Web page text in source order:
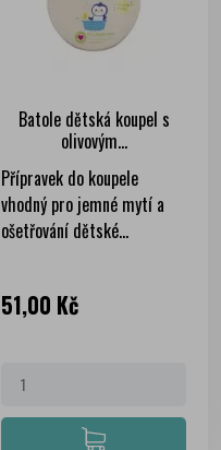
Batole dětská koupel s
olivovým...
Přípravek do koupele
vhodný pro jemné mytí a
ošetřování dětské...
Cena
51,00 Kč